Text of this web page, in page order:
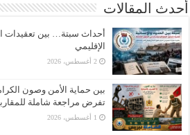
أحدث المقالات
أحداث سبتة… بين تعقيدات
الإقليمي
2 أغسطس، 2026
بين حماية الأمن وصون
تفرض مراجعة شاملة للمقاربة
1 أغسطس، 2026